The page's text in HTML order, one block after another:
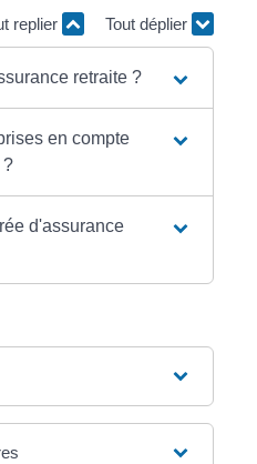
replier
Tout déplier
retraite ?
en compte
?
d'assurance